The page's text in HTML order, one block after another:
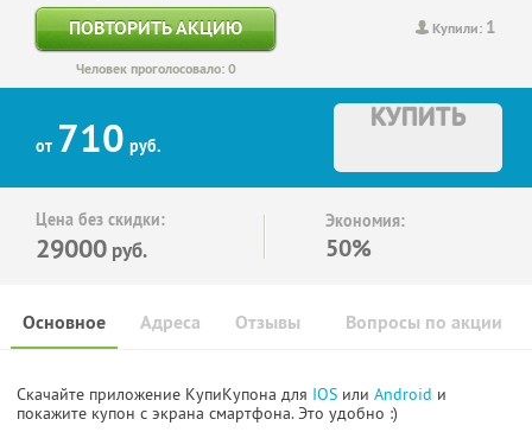
Купили: 1
ПОВТОРИТЬ АКЦИЮ
Человек проголосовало: 0
от 710 руб.
КУПИТЬ
Цена без скидки:
29000 руб.
Экономия:
50%
Основное Отзывы Вопросы по акции
Адреса
Скачайте приложение КупиКупона для IOS или Android и
покажите купон с экрана смартфона. Это удобно :)